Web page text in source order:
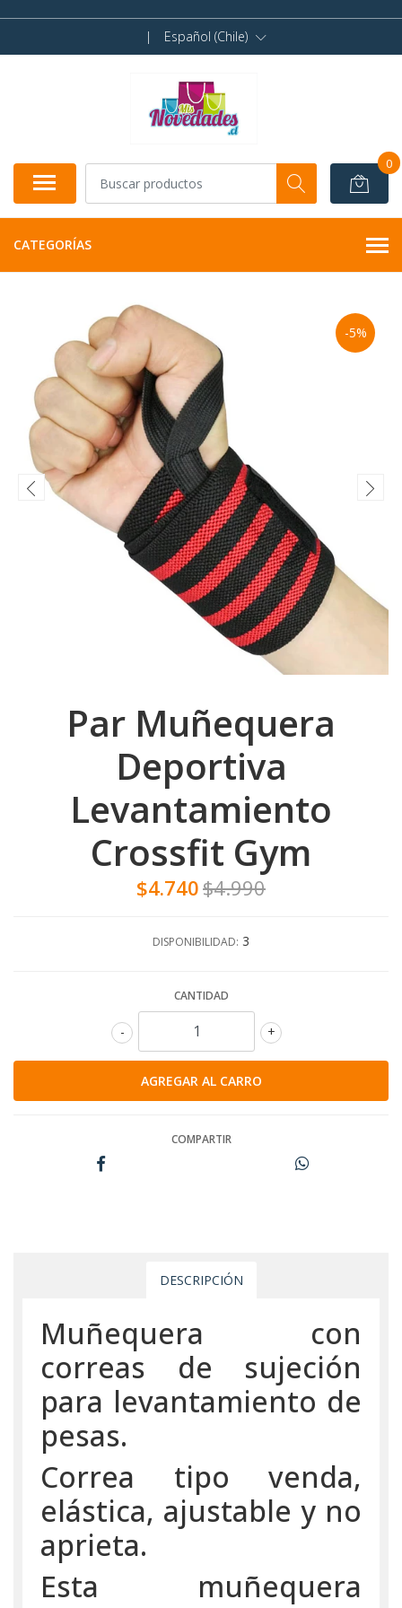
| Español (Chile)
0
CATEGORÍAS
-5%
Par Muñequera
Deportiva
Levantamiento
Crossfit Gym
$4.740$4.990
DISPONIBILIDAD: 3
CANTIDAD
+
-
COMPARTIR
DESCRIPCIÓN
Muñequera con
correas de sujeción
para levantamiento de
pesas.
Correa tipo venda,
elástica, ajustable y no
aprieta.
Esta muñequera